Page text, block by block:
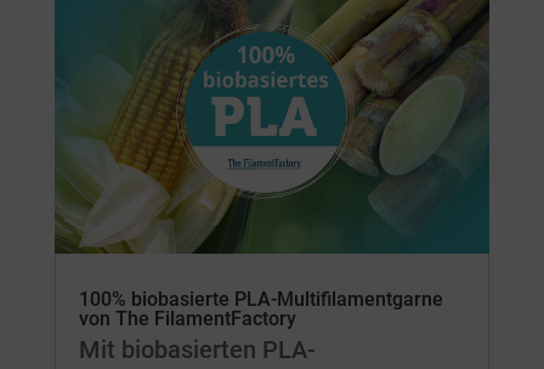
100% biobasierte PLA-Multifilamentgarne
von The FilamentFactory
Mit biobasierten PLA-